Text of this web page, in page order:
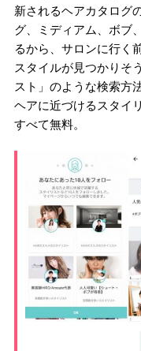
新されるヘアカタログ
グ、ミディアム、ボブ
るから、サロンに行く
スタイルが見つかりそ
スト」のような検索方
ヘアに近づけるスタイ
すべて無料。